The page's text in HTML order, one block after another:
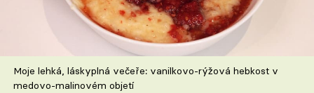
Recepty z TV
Speciál: Cuketa
Těhotnej kuchař
Moje lehká, láskyplná večeře: vanilkovo-rýžová hebkost v
medovo-malinovém objetí